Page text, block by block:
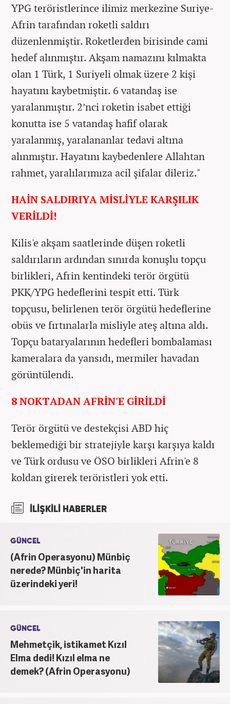
YPG teröristlerince ilimiz merkezine Suriye-
Afrin tarafından roketli saldırı
düzenlenmiştir. Roketlerden birisinde cami
hedef alınmıştır. Akşam namazını kılmakta
olan 1 Türk, 1 Suriyeli olmak üzere 2 kişi
hayatını kaybetmiştir. 6 vatandaş ise
yaralanmıştır. 2’nci roketin isabet ettiği
konutta ise 5 vatandaş hafif olarak
yaralanmış, yaralananlar tedavi altına
alınmıştır. Hayatını kaybedenlere Allahtan
rahmet, yaralılarımıza acil şifalar dileriz."
HAİN SALDIRIYA MİSLİYLE KARŞILIK
VERİLDİ!
Kilis'e akşam saatlerinde düşen roketli
saldırıların ardından sınırda konuşlu topçu
birlikleri, Afrin kentindeki terör örgütü
PKK/YPG hedeflerini tespit etti. Türk
topçusu, belirlenen terör örgütü hedeflerine
obüs ve fırtınalarla misliyle ateş altına aldı.
Topçu bataryalarının hedefleri bombalaması
kameralara da yansıdı, mermiler havadan
görüntülendi.
8 NOKTADAN AFRİN'E GİRİLDİ
Terör örgütü ve destekçisi ABD hiç
beklemediği bir stratejiyle karşı karşıya kaldı
ve Türk ordusu ve ÖSO birlikleri Afrin'e 8
koldan girerek teröristleri yok etti.
İLİŞKİLİ HABERLER
GÜNCEL
(Afrin Operasyonu) Münbiç
nerede? Münbiç'in harita
üzerindeki yeri!
GÜNCEL
Mehmetçik, istikamet Kızıl
Elma dedi! Kızıl elma ne
demek? (Afrin Operasyonu)